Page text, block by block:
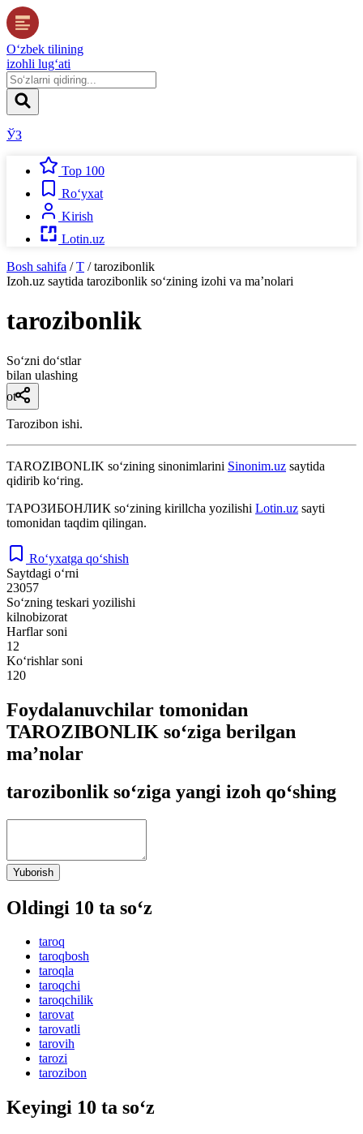
O‘zbek tilining
izohli lug‘ati
ЎЗ
Top 100
Ro‘yxat
Kirish
Lotin.uz
Bosh sahifa / T / tarozibonlik
Izoh.uz saytida tarozibonlik so‘zining izohi va ma’nolari
tarozibonlik
So‘zni do‘stlar
bilan ulashing
ot
Tarozibon ishi.
TAROZIBONLIK so‘zining sinonimlarini Sinonim.uz saytida
qidirib ko‘ring.
ТАРОЗИБОНЛИК so‘zining kirillcha yozilishi Lotin.uz sayti
tomonidan taqdim qilingan.
Ro‘yxatga qo‘shish
Saytdagi o‘rni
23057
So‘zning teskari yozilishi
kilnobizorat
Harflar soni
12
Ko‘rishlar soni
120
Foydalanuvchilar tomonidan
TAROZIBONLIK so‘ziga berilgan
ma’nolar
tarozibonlik so‘ziga yangi izoh qo‘shing
Yuborish
Oldingi 10 ta so‘z
taroq
taroqbosh
taroqla
taroqchi
taroqchilik
tarovat
tarovatli
tarovih
tarozi
tarozibon
Keyingi 10 ta so‘z